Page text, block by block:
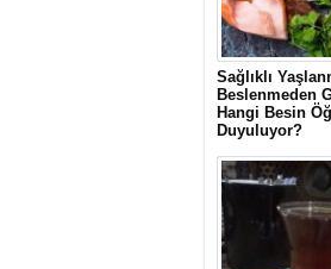
Sağlıklı
Beslenmeden
Hangi Besin
Duyuluyor?
İlerleyen yaşla
kaybını
beslenmenin
protein,
kritik besin
yaşam kalitesini
vurguluyor.